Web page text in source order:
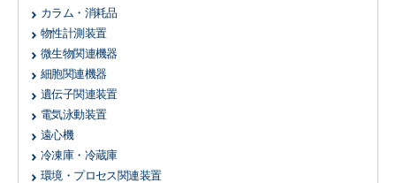
カラム・消耗品
物性計測装置
微生物関連機器
細胞関連機器
遺伝子関連装置
電気泳動装置
遠心機
冷凍庫・冷蔵庫
環境・プロセス関連装置